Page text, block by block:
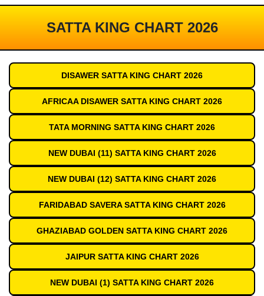
SATTA KING CHART 2026
DISAWER SATTA KING CHART 2026
AFRICAA DISAWER SATTA KING CHART 2026
TATA MORNING SATTA KING CHART 2026
NEW DUBAI (11) SATTA KING CHART 2026
NEW DUBAI (12) SATTA KING CHART 2026
FARIDABAD SAVERA SATTA KING CHART 2026
GHAZIABAD GOLDEN SATTA KING CHART 2026
JAIPUR SATTA KING CHART 2026
NEW DUBAI (1) SATTA KING CHART 2026